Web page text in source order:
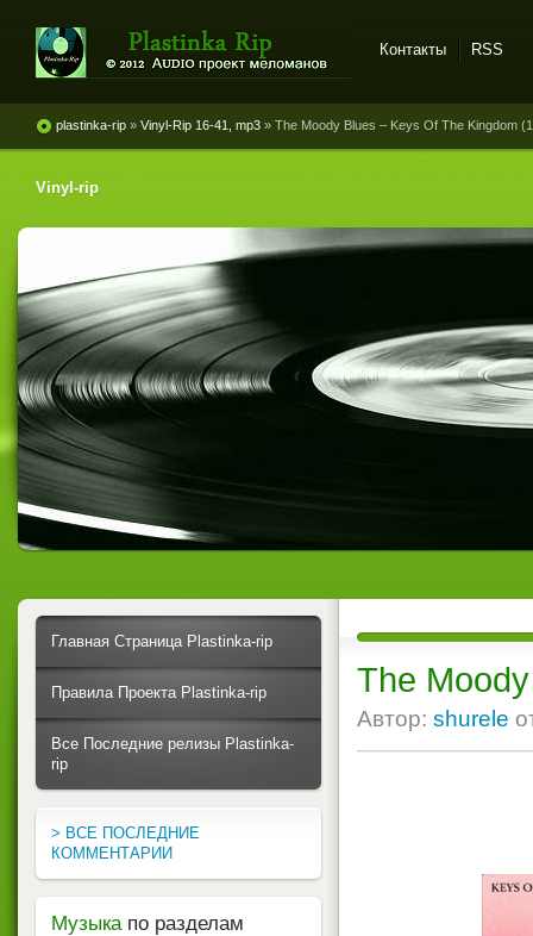
винила и магнитоальбомов
Контакты RSS
plastinka-rip » Vinyl-Rip 16-41, mp3 » The Moody Blues ‎– Keys Of The Kingdom
Vinyl-rip
The
Автор: shurele
Главная Страница Plastinka-rip
Правила Проекта Plastinka-rip
Все Последние релизы Plastinka-
rip
> ВСЕ ПОСЛЕДНИЕ
КОММЕНТАРИИ
Музыка по разделам